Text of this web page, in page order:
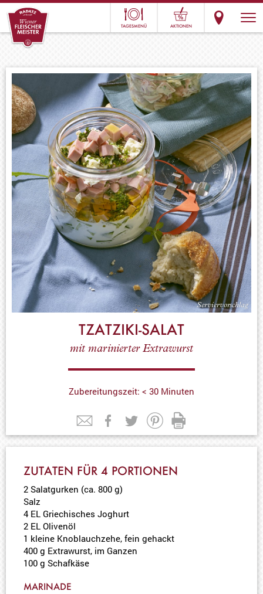
TAGESMENÜ AKTIONEN
TZATZIKI-SALAT
mit marinierter Extrawurst
Zubereitungszeit: < 30 Minuten
ZUTATEN FÜR 4 PORTIONEN
2 Salatgurken (ca. 800 g)
Salz
4 EL Griechisches Joghurt
2 EL Olivenöl
1 kleine Knoblauchzehe, fein gehackt
400 g Extrawurst, im Ganzen
100 g Schafkäse
MARINADE